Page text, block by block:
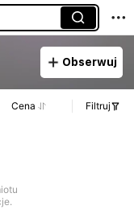
Obserwuj
Cena Filtruj